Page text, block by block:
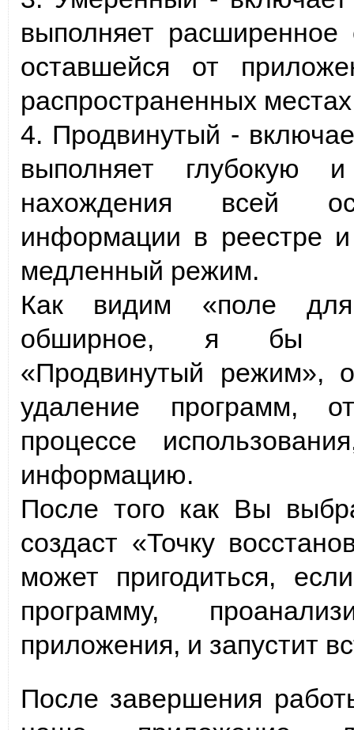
выполняет
оставшейся от
распространенных
4. Продвинутый -
выполняет глубокую
нахождения всей
информации в реестре
медленный режим.
Как видим «поле
обширное, я бы
«Продвинутый режим»,
удаление программ,
процессе
информацию.
После того как Вы
создаст «Точку
может пригодиться,
программу,
приложения, и запустит
После завершения